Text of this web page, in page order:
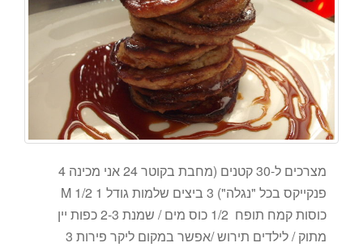
מצרכים ל-30 קטנים (מחבת בקוטר 24 אני מכינה 4
פנקייקס בכל "נגלה") 3 ביצים שלמות גודל M 1/2 1
כוסות קמח תופח 1/2 כוס מים / שמנת 2-3 כפות יין
מתוק / לילדים תירוש /אפשר במקום ליקר פירות 3